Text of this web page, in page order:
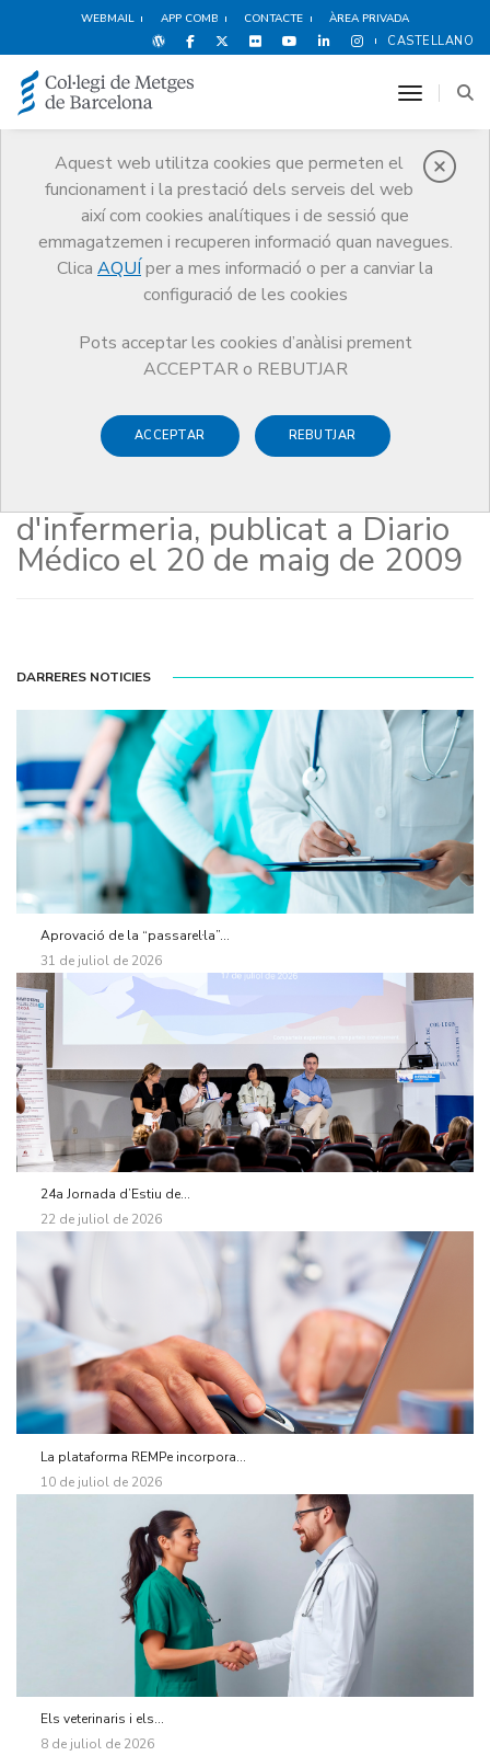
WEBMAIL APP COMB CONTACTE ÀREA PRIVADA
CASTELLANO
Aquest web utilitza cookies que permeten el
funcionament i la prestació dels serveis del web
així com cookies analítiques i de sessió que
emmagatzemen i recuperen informació quan navegues.
Clica AQUÍ per a mes informació o per a canviar la
configuració de les cookies
Pots acceptar les cookies d’anàlisi prement
ACCEPTAR o REBUTJAR
ACCEPTAR REBUTJAR
toggle
Notícies
Comunicació
Notícies
Article del Dr. Miquel Bruguera sobre el rol d'infermeria, publicat a
Diario Médico el 20 de maig de 2009
20 DE MAIG DE 2009
Article del Dr. Miquel
Bruguera sobre el rol
d'infermeria, publicat a Diario
Médico el 20 de maig de 2009
DARRERES NOTICIES
Aprovació de la “passarel·la”...
31 de juliol de 2026
24a Jornada d’Estiu de...
22 de juliol de 2026
La plataforma REMPe incorpora...
10 de juliol de 2026
Els veterinaris i els...
8 de juliol de 2026